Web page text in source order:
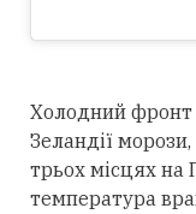
Холодний фронт
Зеландії морози,
трьох місцях на
температура